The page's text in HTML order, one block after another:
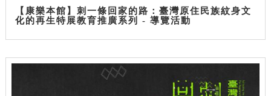
【康樂本館】刺一條回家的路：臺灣原住民族紋身文
化的再生特展教育推廣系列 - 導覽活動